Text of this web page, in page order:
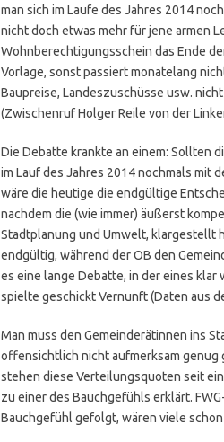
man sich im Laufe des Jahres 2014
nicht doch etwas mehr für jene armen
Wohnberechtigungsschein das Ende
Vorlage, sonst passiert monatelang
Baupreise, Landeszuschüsse usw.
(Zwischenruf Holger Reile von der
Die Debatte krankte an einem: Sollten
im Lauf des Jahres 2014 nochmals mit
wäre die heutige die endgültige
nachdem die (wie immer) äußerst
Stadtplanung und Umwelt, klargestellt
endgültig, während der OB den
es eine lange Debatte, in der eines
spielte geschickt Vernunft (Daten aus
Man muss den Gemeinderätinnen ins
offensichtlich nicht aufmerksam genug
stehen diese Verteilungsquoten seit
zu einer des Bauchgefühls erklärt.
Bauchgefühl gefolgt, wären viele schon